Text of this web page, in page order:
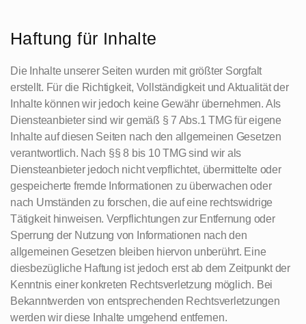
Haftung für Inhalte
Die Inhalte unserer Seiten wurden mit größter Sorgfalt
erstellt. Für die Richtigkeit, Vollständigkeit und Aktualität der
Inhalte können wir jedoch keine Gewähr übernehmen. Als
Diensteanbieter sind wir gemäß § 7 Abs.1 TMG für eigene
Inhalte auf diesen Seiten nach den allgemeinen Gesetzen
verantwortlich. Nach §§ 8 bis 10 TMG sind wir als
Diensteanbieter jedoch nicht verpflichtet, übermittelte oder
gespeicherte fremde Informationen zu überwachen oder
nach Umständen zu forschen, die auf eine rechtswidrige
Tätigkeit hinweisen. Verpflichtungen zur Entfernung oder
Sperrung der Nutzung von Informationen nach den
allgemeinen Gesetzen bleiben hiervon unberührt. Eine
diesbezügliche Haftung ist jedoch erst ab dem Zeitpunkt der
Kenntnis einer konkreten Rechtsverletzung möglich. Bei
Bekanntwerden von entsprechenden Rechtsverletzungen
werden wir diese Inhalte umgehend entfernen.